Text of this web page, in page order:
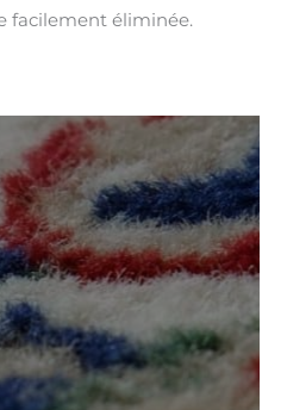
facilement éliminée.